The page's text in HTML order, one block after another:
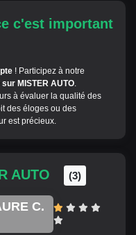
c'est important
! Participez à notre
MISTER AUTO.
à évaluer la qualité des
des éloges ou des
est précieux.
AUTO (3)
C.